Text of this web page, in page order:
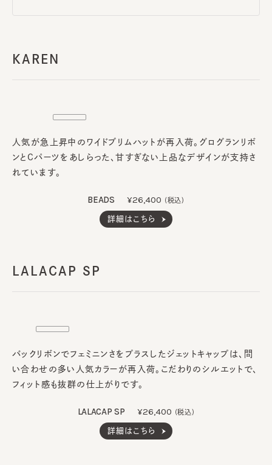
KAREN
人気が急上昇中のワイドブリムハットが再入荷。グログランリボ
ンとCパーツをあしらった、甘すぎない上品なデザインが支持さ
れています。
BEADS ¥26,400 (税込)
詳細はこちら
LALACAP SP
バックリボンでフェミニンさをプラスしたジェットキャップは、問
い合わせの多い人気カラーが再入荷。こだわりのシルエットで、
フィット感も抜群の仕上がりです。
LALACAP SP ¥26,400 (税込)
詳細はこちら